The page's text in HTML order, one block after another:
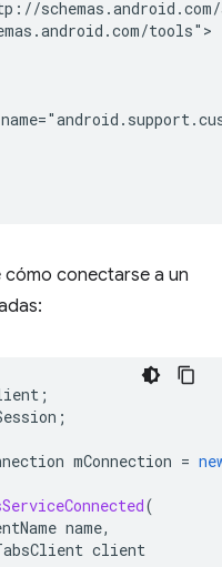
cómo conectarse a un
;
;
mConnection =
(
name,
client